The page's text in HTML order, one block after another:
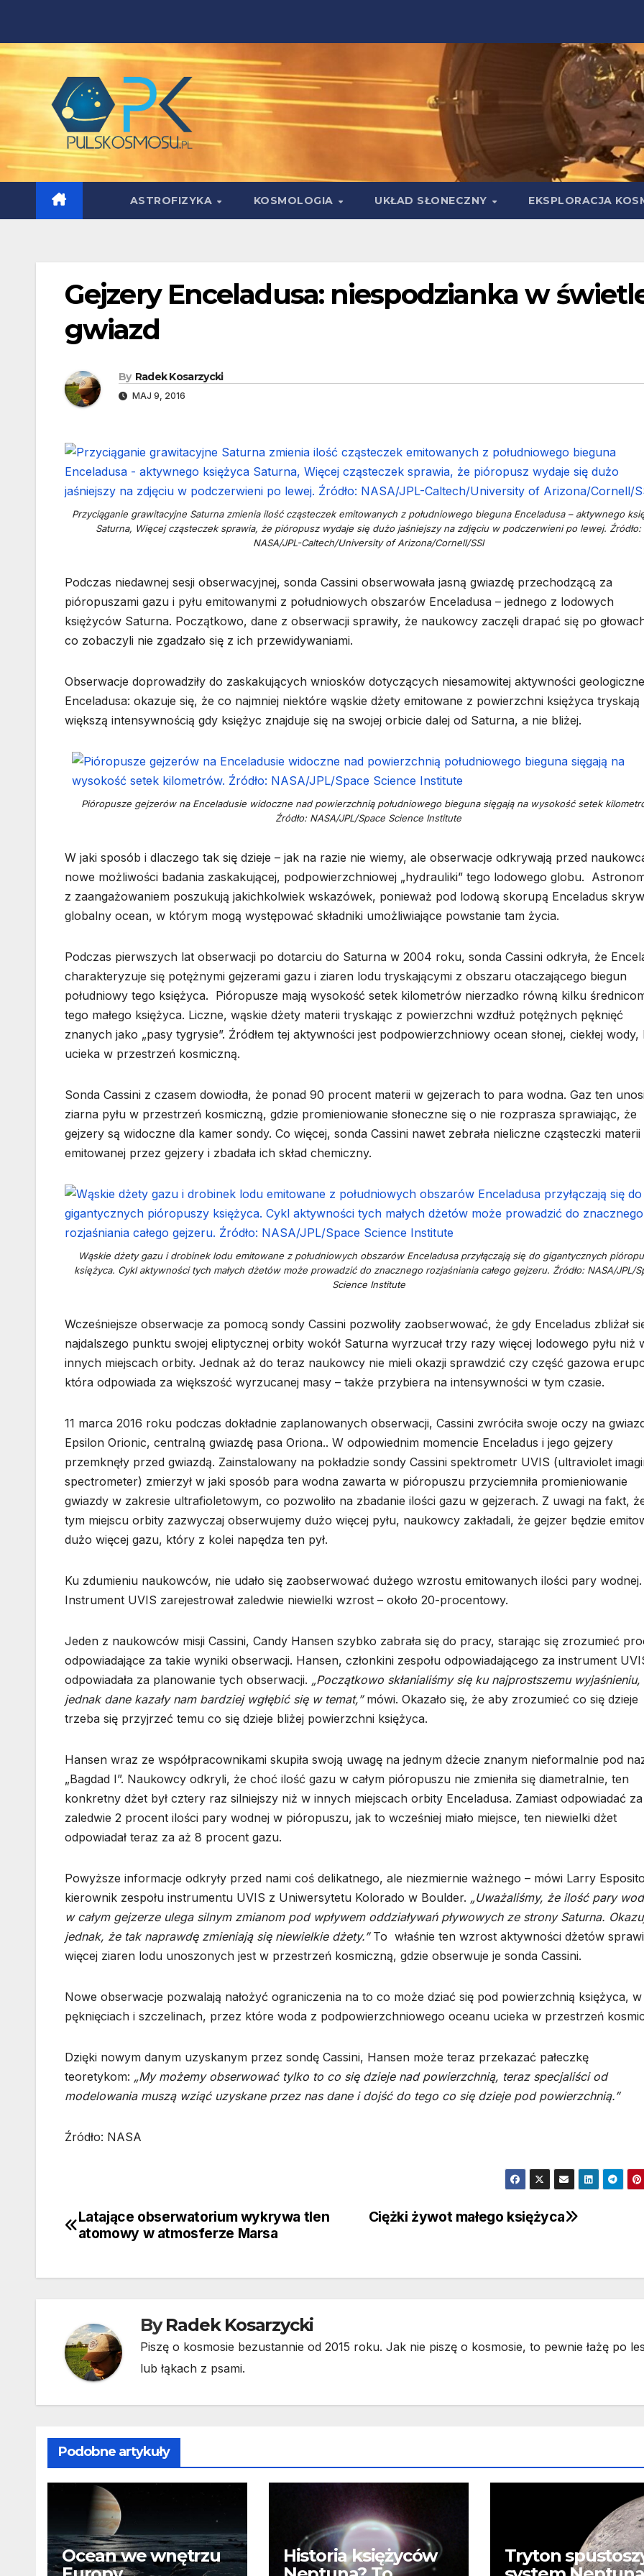
content
ASTROFIZYKA KOSMOLOGIA UKŁAD SŁONECZNY EKSPLORACJA
Gejzery Enceladusa: niespodzianka w
gwiazd
By Radek Kosarzycki
MAJ 9, 2016
Przyciąganie grawitacyjne Saturna zmienia ilość cząsteczek emitowanych z południowego bieguna Enceladusa – aktywnego
Saturna, Więcej cząsteczek sprawia, że pióropusz wydaje się dużo jaśniejszy na zdjęciu w podczerwieni po lewej. Źródło:
NASA/JPL-Caltech/University of Arizona/Cornell/SSI
Podczas niedawnej sesji obserwacyjnej, sonda Cassini obserwowała jasną gwiazdę przechodzącą za
pióropuszami gazu i pyłu emitowanymi z południowych obszarów Enceladusa – jednego z lodowych
księżyców Saturna. Początkowo, dane z obserwacji sprawiły, że naukowcy zaczęli drapać się po
co zobaczyli nie zgadzało się z ich przewidywaniami.
Obserwacje doprowadziły do zaskakujących wniosków dotyczących niesamowitej aktywności
Enceladusa: okazuje się, że co najmniej niektóre wąskie dżety emitowane z powierzchni księżyca tryskają
większą intensywnością gdy księżyc znajduje się na swojej orbicie dalej od Saturna, a nie bliżej.
Pióropusze gejzerów na Enceladusie widoczne nad powierzchnią południowego bieguna sięgają na wysokość setek
Źródło: NASA/JPL/Space Science Institute
W jaki sposób i dlaczego tak się dzieje – jak na razie nie wiemy, ale obserwacje odkrywają przed
nowe możliwości badania zaskakującej, podpowierzchniowej „hydrauliki” tego lodowego globu.
z zaangażowaniem poszukują jakichkolwiek wskazówek, ponieważ pod lodową skorupą Enceladus
globalny ocean, w którym mogą występować składniki umożliwiające powstanie tam życia.
Podczas pierwszych lat obserwacji po dotarciu do Saturna w 2004 roku, sonda Cassini odkryła, że
charakteryzuje się potężnymi gejzerami gazu i ziaren lodu tryskającymi z obszaru otaczającego biegun
południowy tego księżyca. Pióropusze mają wysokość setek kilometrów nierzadko równą kilku
tego małego księżyca. Liczne, wąskie dżety materii tryskając z powierzchni wzdłuż potężnych pęknięć
znanych jako „pasy tygrysie”. Źródłem tej aktywności jest podpowierzchniowy ocean słonej, ciekłej
ucieka w przestrzeń kosmiczną.
Sonda Cassini z czasem dowiodła, że ponad 90 procent materii w gejzerach to para wodna. Gaz ten
ziarna pyłu w przestrzeń kosmiczną, gdzie promieniowanie słoneczne się o nie rozprasza sprawiając, że
gejzery są widoczne dla kamer sondy. Co więcej, sonda Cassini nawet zebrała nieliczne cząsteczki materii
emitowanej przez gejzery i zbadała ich skład chemiczny.
Wąskie dżety gazu i drobinek lodu emitowane z południowych obszarów Enceladusa przyłączają się do gigantycznych
księżyca. Cykl aktywności tych małych dżetów może prowadzić do znacznego rozjaśniania całego gejzeru. Źródło: NASA/JPL/
Science Institute
Wcześniejsze obserwacje za pomocą sondy Cassini pozwoliły zaobserwować, że gdy Enceladus zbliżał
najdalszego punktu swojej eliptycznej orbity wokół Saturna wyrzucał trzy razy więcej lodowego pyłu niż
innych miejscach orbity. Jednak aż do teraz naukowcy nie mieli okazji sprawdzić czy część gazowa
która odpowiada za większość wyrzucanej masy – także przybiera na intensywności w tym czasie.
11 marca 2016 roku podczas dokładnie zaplanowanych obserwacji, Cassini zwróciła swoje oczy na
Epsilon Orionic, centralną gwiazdę pasa Oriona.. W odpowiednim momencie Enceladus i jego gejzery
przemknęły przed gwiazdą. Zainstalowany na pokładzie sondy Cassini spektrometr UVIS (ultraviolet
spectrometer) zmierzył w jaki sposób para wodna zawarta w pióropuszu przyciemniła promieniowanie
gwiazdy w zakresie ultrafioletowym, co pozwoliło na zbadanie ilości gazu w gejzerach. Z uwagi na fakt,
tym miejscu orbity zazwyczaj obserwujemy dużo więcej pyłu, naukowcy zakładali, że gejzer będzie
dużo więcej gazu, który z kolei napędza ten pył.
Ku zdumieniu naukowców, nie udało się zaobserwować dużego wzrostu emitowanych ilości pary wodnej.
Instrument UVIS zarejestrował zaledwie niewielki wzrost – około 20-procentowy.
Jeden z naukowców misji Cassini, Candy Hansen szybko zabrała się do pracy, starając się zrozumieć
odpowiadające za takie wyniki obserwacji. Hansen, członkini zespołu odpowiadającego za instrument
odpowiadała za planowanie tych obserwacji. „Początkowo skłanialiśmy się ku najprostszemu wyjaśnieniu,
jednak dane kazały nam bardziej wgłębić się w temat,”mówi. Okazało się, że aby zrozumieć co się dzieje
trzeba się przyjrzeć temu co się dzieje bliżej powierzchni księżyca.
Hansen wraz ze współpracownikami skupiła swoją uwagę na jednym dżecie znanym nieformalnie pod
„Bagdad I”. Naukowcy odkryli, że choć ilość gazu w całym pióropuszu nie zmieniła się diametralnie, ten
konkretny dżet był cztery raz silniejszy niż w innych miejscach orbity Enceladusa. Zamiast odpowiadać za
zaledwie 2 procent ilości pary wodnej w pióropuszu, jak to wcześniej miało miejsce, ten niewielki dżet
odpowiadał teraz za aż 8 procent gazu.
Powyższe informacje odkryły przed nami coś delikatnego, ale niezmiernie ważnego – mówi Larry
kierownik zespołu instrumentu UVIS z Uniwersytetu Kolorado w Boulder. „Uważaliśmy, że ilość pary
w całym gejzerze ulega silnym zmianom pod wpływem oddziaływań pływowych ze strony Saturna.
jednak, że tak naprawdę zmieniają się niewielkie dżety.”To właśnie ten wzrost aktywności dżetów
więcej ziaren lodu unoszonych jest w przestrzeń kosmiczną, gdzie obserwuje je sonda Cassini.
Nowe obserwacje pozwalają nałożyć ograniczenia na to co może dziać się pod powierzchnią księżyca, w
pęknięciach i szczelinach, przez które woda z podpowierzchniowego oceanu ucieka w przestrzeń
Dzięki nowym danym uzyskanym przez sondę Cassini, Hansen może teraz przekazać pałeczkę
teoretykom: „My możemy obserwować tylko to co się dzieje nad powierzchnią, teraz specjaliści od
modelowania muszą wziąć uzyskane przez nas dane i dojść do tego co się dzieje pod powierzchnią.”
Źródło: NASA
Nawigacja
Ciężki żywot małego księżyca
Latające obserwatorium wykrywa tlen
atomowy w atmosferze Marsa
ByRadek Kosarzycki
Piszę o kosmosie bezustannie od 2015 roku. Jak nie piszę o kosmosie, to pewnie łażę po
lub łąkach z psami.
Podobne artykuły
Ocean we wnętrzu
Historia księżyców
Tryton